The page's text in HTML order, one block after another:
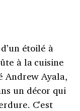
étoilé à
à la cuisine
Andrew Ayala,
un décor qui
C’est